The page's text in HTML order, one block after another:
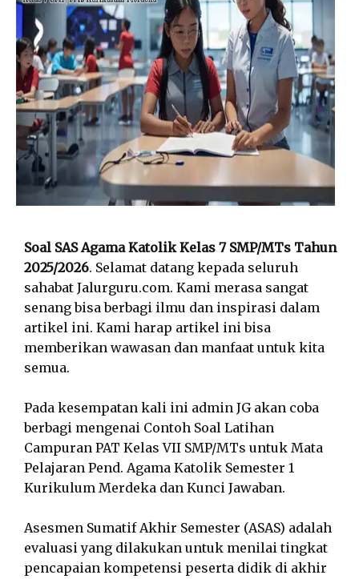
Soal SAS Agama Katolik Kelas 7 SMP/MTs Tahun
2025/2026. Selamat datang kepada seluruh
sahabat Jalurguru.com. Kami merasa sangat
senang bisa berbagi ilmu dan inspirasi dalam
artikel ini. Kami harap artikel ini bisa
memberikan wawasan dan manfaat untuk kita
semua.
Pada kesempatan kali ini admin JG akan coba
berbagi mengenai Contoh Soal Latihan
Campuran PAT Kelas VII SMP/MTs untuk Mata
Pelajaran Pend. Agama Katolik Semester 1
Kurikulum Merdeka dan Kunci Jawaban.
Asesmen Sumatif Akhir Semester (ASAS) adalah
evaluasi yang dilakukan untuk menilai tingkat
pencapaian kompetensi peserta didik di akhir